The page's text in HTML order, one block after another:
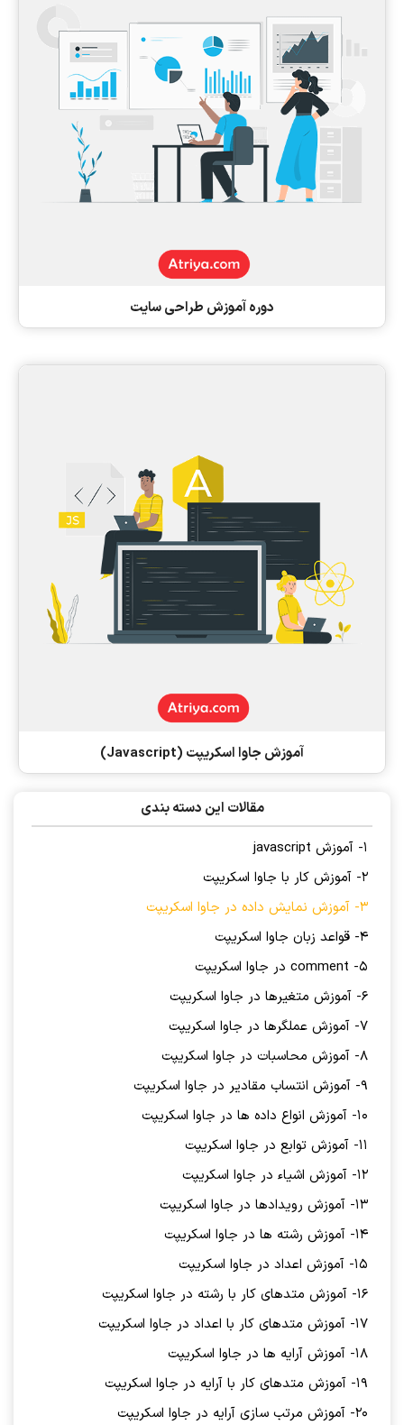
دوره آموزش طراحی سایت
آموزش جاوا اسکریپت (Javascript)
مقالات این دسته بندی
1- آموزش javascript
2- آموزش کار با جاوا اسکریپت
3- آموزش نمایش داده در جاوا اسکریپت
4- قواعد زبان جاوا اسکریپت
5- comment در جاوا اسکریپت
6- آموزش متغیرها در جاوا اسکریپت
7- آموزش عملگرها در جاوا اسکریپت
8- آموزش محاسبات در جاوا اسکریپت
9- آموزش انتساب مقادیر در جاوا اسکریپت
10- آموزش انواع داده ها در جاوا اسکریپت
11- آموزش توابع در جاوا اسکریپت
12- آموزش اشیاء در جاوا اسکریپت
13- آموزش رویدادها در جاوا اسکریپت
14- آموزش رشته ها در جاوا اسکریپت
15- آموزش اعداد در جاوا اسکریپت
16- آموزش متدهای کار با رشته در جاوا اسکریپت
17- آموزش متدهای کار با اعداد در جاوا اسکریپت
18- آموزش آرایه ها در جاوا اسکریپت
19- آموزش متدهای کار با آرایه در جاوا اسکریپت
20- آموزش مرتب سازی آرایه در جاوا اسکریپت